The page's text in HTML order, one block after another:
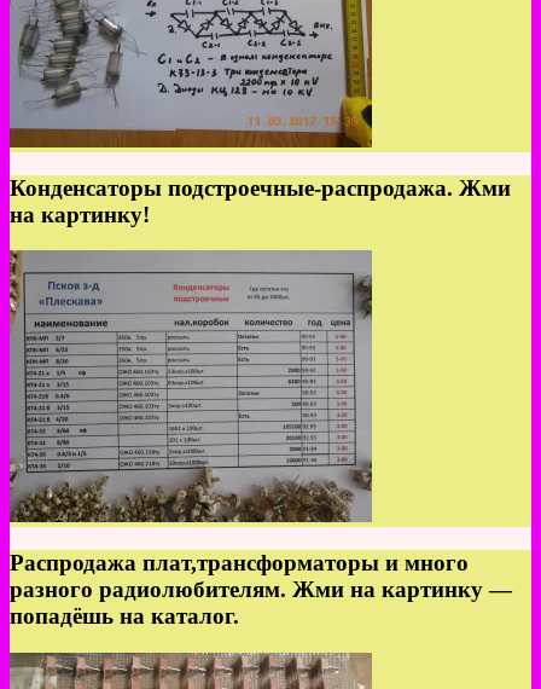
Конденсаторы подстроечные-распродажа. Жми
на картинку!
Распродажа плат,трансформаторы и много
разного радиолюбителям. Жми на картинку —
попадёшь на каталог.